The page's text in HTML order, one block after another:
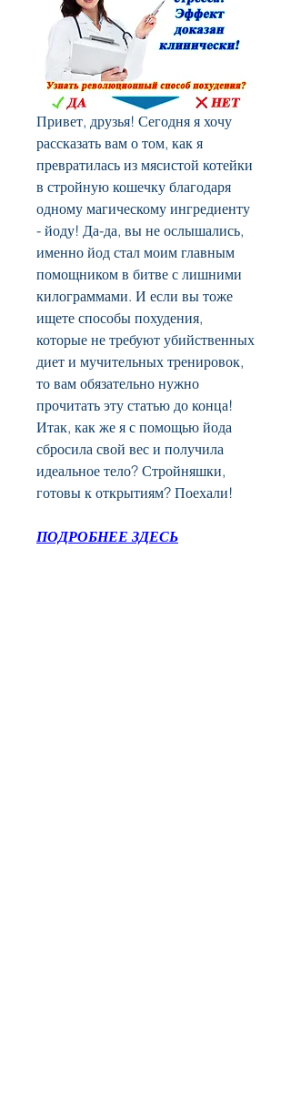
Привет, друзья! Сегодня я хочу
рассказать вам о том, как я
превратилась из мясистой котейки
в стройную кошечку благодаря
одному магическому ингредиенту
- йоду! Да-да, вы не ослышались,
именно йод стал моим главным
помощником в битве с лишними
килограммами. И если вы тоже
ищете способы похудения,
которые не требуют убийственных
диет и мучительных тренировок,
то вам обязательно нужно
прочитать эту статью до конца!
Итак, как же я с помощью йода
сбросила свой вес и получила
идеальное тело? Стройняшки,
готовы к открытиям? Поехали!
ПОДРОБНЕЕ ЗДЕСЬ